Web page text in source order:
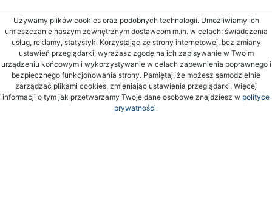
Używamy plików cookies oraz podobnych technologii. Umożliwiamy ich
umieszczanie naszym zewnętrznym dostawcom m.in. w celach: świadczenia
usług, reklamy, statystyk. Korzystając ze strony internetowej, bez zmiany
ustawień przeglądarki, wyrażasz zgodę na ich zapisywanie w Twoim
urządzeniu końcowym i wykorzystywanie w celach zapewnienia poprawnego i
bezpiecznego funkcjonowania strony. Pamiętaj, że możesz samodzielnie
zarządzać plikami cookies, zmieniając ustawienia przeglądarki. Więcej
informacji o tym jak przetwarzamy Twoje dane osobowe znajdziesz w polityce
prywatności.